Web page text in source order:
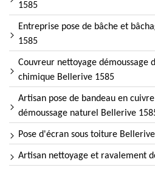
1585
Entreprise pose de bâche et
1585
Couvreur nettoyage démoussage
chimique Bellerive 1585
Artisan pose de bandeau en
démoussage naturel Bellerive
Pose d'écran sous toiture
Artisan nettoyage et ravalement